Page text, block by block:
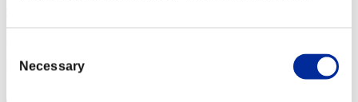
Selection
Necessary
Posición